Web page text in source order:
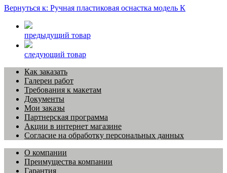
Вернуться к: Ручная пластиковая оснастка модель К
предыдущий товар
следующий товар
Как заказать
Галереи работ
Требования к макетам
Документы
Мои заказы
Партнерская программа
Акции в интернет магазине
Согласие на обработку персональных данных
О компании
Преимущества компании
Гарантия